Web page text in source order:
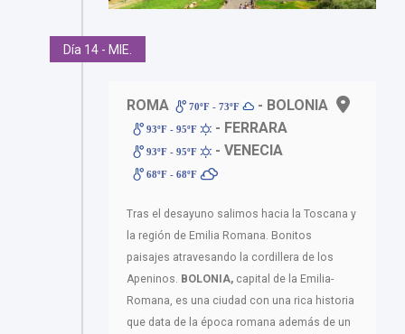
Día 14 - MIE.
ROMA 70ºF - 73ºF - BOLONIA
93ºF - 95ºF - FERRARA
93ºF - 95ºF - VENECIA
68ºF - 68ºF
Tras el desayuno salimos hacia la Toscana y
la región de Emilia Romana. Bonitos
paisajes atravesando la cordillera de los
Apeninos. BOLONIA, capital de la Emilia-
Romana, es una ciudad con una rica historia
que data de la época romana además de un